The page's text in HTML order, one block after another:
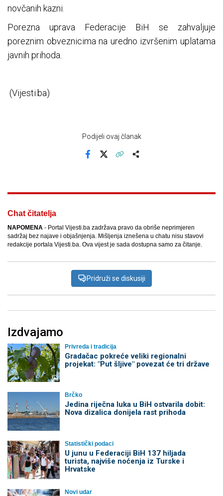
novčanih kazni.
Porezna uprava Federacije BiH se zahvaljuje
poreznim obveznicima na uredno izvršenim uplatama
javnih prihoda.
(Vijesti.ba)
Podijeli ovaj članak
Chat čitatelja
NAPOMENA - Portal Vijesti.ba zadržava pravo da obriše neprimjeren
sadržaj bez najave i objašnjenja. Mišljenja iznešena u chatu nisu stavovi
redakcije portala Vijesti.ba. Ova vijest je sada dostupna samo za čitanje.
Pridruži se diskusiji
Izdvajamo
Privreda i tradicija
Gradačac pokreće veliki regionalni
projekat: "Put šljive" povezat će tri države
Brčko
Jedina riječna luka u BiH ostvarila dobit:
Nova dizalica donijela rast prihoda
Statistički podaci
U junu u Federaciji BiH 137 hiljada
turista, najviše noćenja iz Turske i
Hrvatske
Novi udar